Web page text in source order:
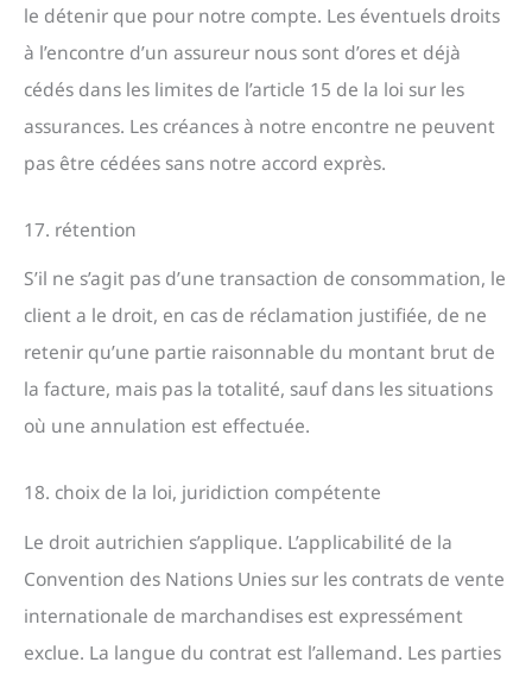
le détenir que pour notre compte. Les éventuels droits
à l’encontre d’un assureur nous sont d’ores et déjà
cédés dans les limites de l’article 15 de la loi sur les
assurances. Les créances à notre encontre ne peuvent
pas être cédées sans notre accord exprès.
17. rétention
S’il ne s’agit pas d’une transaction de consommation, le
client a le droit, en cas de réclamation justifiée, de ne
retenir qu’une partie raisonnable du montant brut de
la facture, mais pas la totalité, sauf dans les situations
où une annulation est effectuée.
18. choix de la loi, juridiction compétente
Le droit autrichien s’applique. L’applicabilité de la
Convention des Nations Unies sur les contrats de vente
internationale de marchandises est expressément
exclue. La langue du contrat est l’allemand. Les parties